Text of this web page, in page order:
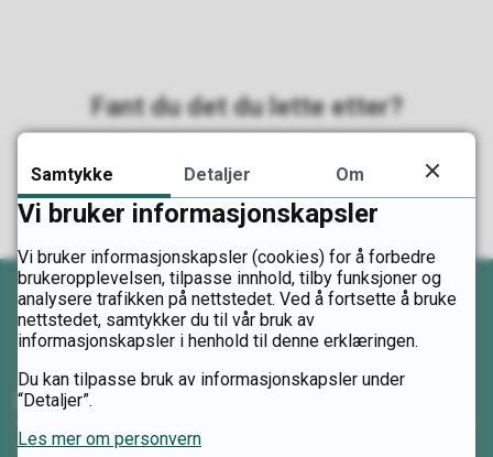
Fant du det du lette etter?
Ja
Kontakt oss
Samtykke Detaljer Om
Vi bruker informasjonskapsler
Vi bruker informasjonskapsler (cookies) for å forbedre
brukeropplevelsen, tilpasse innhold, tilby funksjoner og
analysere trafikken på nettstedet. Ved å fortsette å bruke
nettstedet, samtykker du til vår bruk av
informasjonskapsler i henhold til denne erklæringen.
Du kan tilpasse bruk av informasjonskapsler under
“Detaljer”.
Les mer om personvern